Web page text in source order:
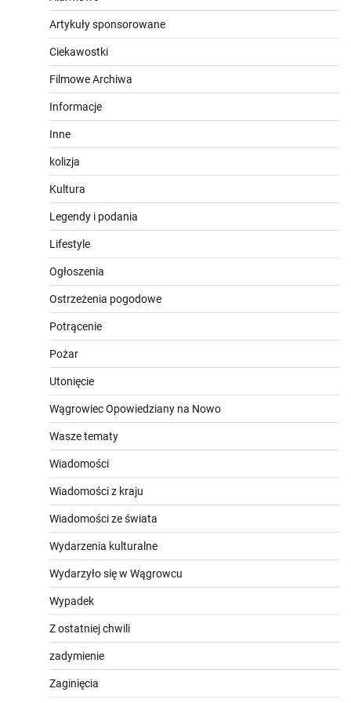
Artykuły sponsorowane
Ciekawostki
Filmowe Archiwa
Informacje
Inne
kolizja
Kultura
Legendy i podania
Lifestyle
Ogłoszenia
Ostrzeżenia pogodowe
Potrącenie
Pożar
Utonięcie
Wągrowiec Opowiedziany na Nowo
Wasze tematy
Wiadomości
Wiadomości z kraju
Wiadomości ze świata
Wydarzenia kulturalne
Wydarzyło się w Wągrowcu
Wypadek
Z ostatniej chwili
zadymienie
Zaginięcia